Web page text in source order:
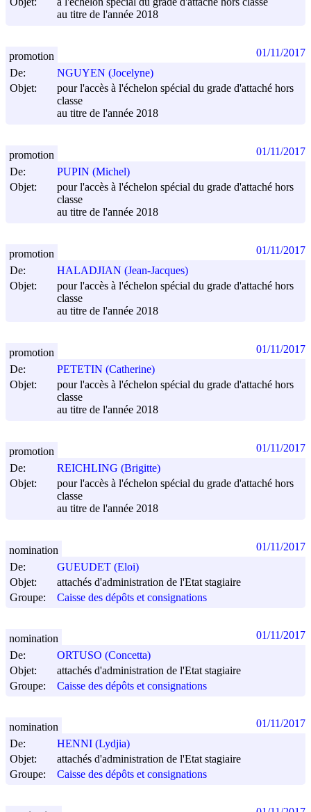
au titre de l'année 2018
De:
NGUYEN (Jocelyne)
Objet:
pour l'accès à l'échelon spécial du grade d'attaché hors
classe
au titre de l'année 2018
promotion 01/11/2017
De:
PUPIN (Michel)
Objet:
pour l'accès à l'échelon spécial du grade d'attaché hors
classe
au titre de l'année 2018
promotion 01/11/2017
De:
HALADJIAN (Jean-Jacques)
Objet:
pour l'accès à l'échelon spécial du grade d'attaché hors
classe
au titre de l'année 2018
promotion 01/11/2017
De:
PETETIN (Catherine)
Objet:
pour l'accès à l'échelon spécial du grade d'attaché hors
classe
au titre de l'année 2018
promotion 01/11/2017
De:
REICHLING (Brigitte)
Objet:
pour l'accès à l'échelon spécial du grade d'attaché hors
classe
au titre de l'année 2018
promotion 01/11/2017
De:
GUEUDET (Eloi)
Objet:
attachés d'administration de l'Etat stagiaire
Groupe:
Caisse des dépôts et consignations
nomination 01/11/2017
De:
ORTUSO (Concetta)
Objet:
attachés d'administration de l'Etat stagiaire
Groupe:
Caisse des dépôts et consignations
nomination 01/11/2017
De:
HENNI (Lydjia)
Objet:
attachés d'administration de l'Etat stagiaire
Groupe:
Caisse des dépôts et consignations
nomination 01/11/2017